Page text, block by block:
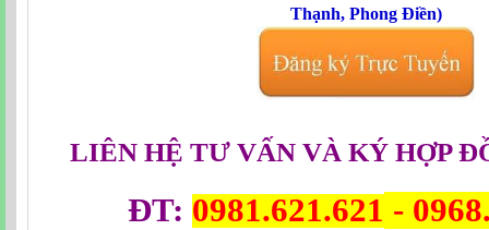
Thạnh, Phong Điền)
LIÊN HỆ TƯ VẤN VÀ KÝ HỢP
ĐT: 0981.621.621 -